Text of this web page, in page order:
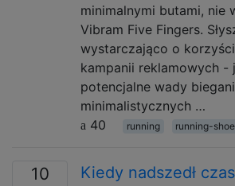
minimalnymi butami, nie
Vibram Five Fingers.
wystarczająco o
kampanii reklamowych -
potencjalne wady
minimalistycznych …
40
running running-
10
Kiedy nadszedł